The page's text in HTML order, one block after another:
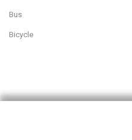
Bus
Bicycle